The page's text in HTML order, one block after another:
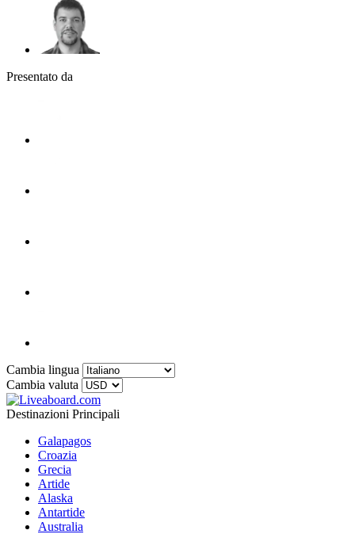
Presentato da
Cambia lingua
Cambia valuta
Destinazioni Principali
Galapagos
Croazia
Grecia
Artide
Alaska
Antartide
Australia